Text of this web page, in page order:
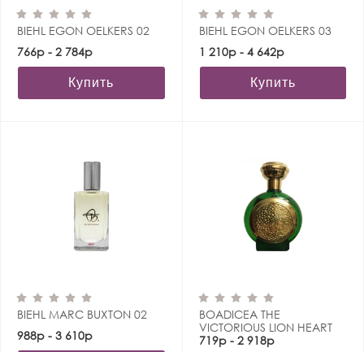
BIEHL EGON OELKERS 02
766р - 2 784р
Купить
BIEHL EGON OELKERS 03
1 210р - 4 642р
Купить
BIEHL MARC BUXTON 02
988р - 3 610р
BOADICEA THE
VICTORIOUS LION HEART
719р - 2 918р